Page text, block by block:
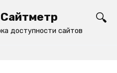
Сайтметр
доступности сайтов